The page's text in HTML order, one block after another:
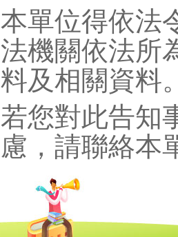
本單位得依法
法機關依法所
料及相關資料
若您對此告知
慮，請聯絡本